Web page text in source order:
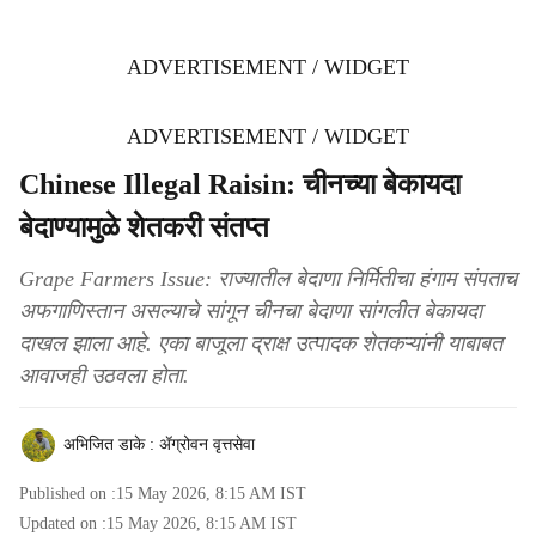
ADVERTISEMENT / WIDGET
ADVERTISEMENT / WIDGET
Chinese Illegal Raisin: चीनच्या बेकायदा
बेदाण्यामुळे शेतकरी संतप्त
Grape Farmers Issue: राज्यातील बेदाणा निर्मितीचा हंगाम संपताच
अफगाणिस्तान असल्याचे सांगून चीनचा बेदाणा सांगलीत बेकायदा
दाखल झाला आहे. एका बाजूला द्राक्ष उत्पादक शेतकऱ्यांनी याबाबत
आवाजही उठवला होता.
अभिजित डाके : ॲग्रोवन वृत्तसेवा
Published on :15 May 2026, 8:15 AM IST
Updated on :15 May 2026, 8:15 AM IST